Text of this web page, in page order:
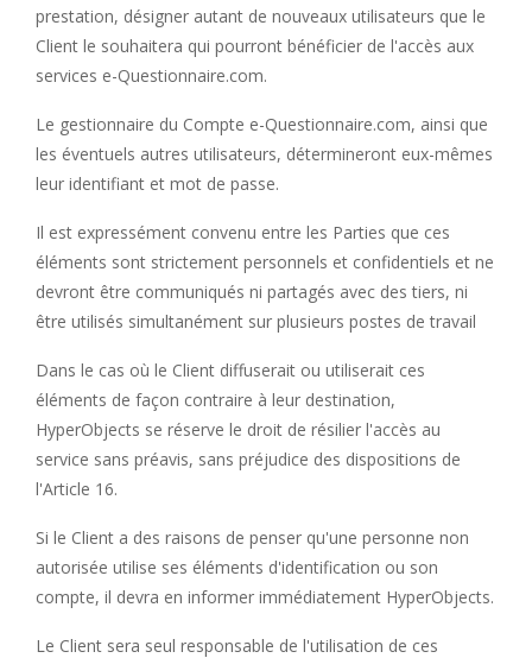
prestation, désigner autant de nouveaux utilisateurs que le
Client le souhaitera qui pourront bénéficier de l'accès aux
services e-Questionnaire.com.
Le gestionnaire du Compte e-Questionnaire.com, ainsi que
les éventuels autres utilisateurs, détermineront eux-mêmes
leur identifiant et mot de passe.
Il est expressément convenu entre les Parties que ces
éléments sont strictement personnels et confidentiels et ne
devront être communiqués ni partagés avec des tiers, ni
être utilisés simultanément sur plusieurs postes de travail
Dans le cas où le Client diffuserait ou utiliserait ces
éléments de façon contraire à leur destination,
HyperObjects se réserve le droit de résilier l'accès au
service sans préavis, sans préjudice des dispositions de
l'Article 16.
Si le Client a des raisons de penser qu'une personne non
autorisée utilise ses éléments d'identification ou son
compte, il devra en informer immédiatement HyperObjects.
Le Client sera seul responsable de l'utilisation de ces